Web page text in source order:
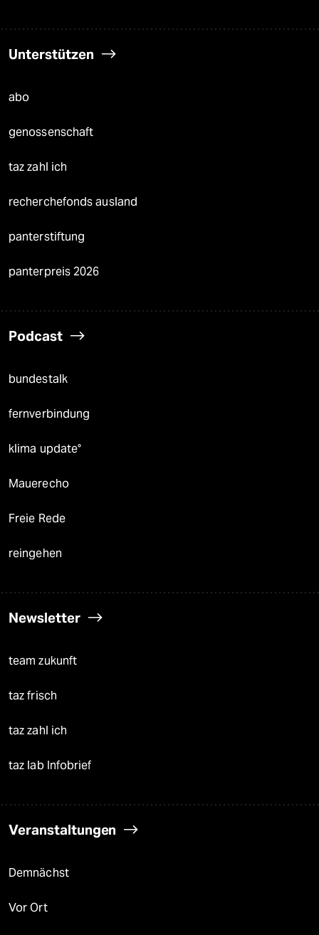
Unterstützen
abo
genossenschaft
taz zahl ich
recherchefonds ausland
panterstiftung
panterpreis 2026
Podcast
bundestalk
fernverbindung
klima update°
Mauerecho
Freie Rede
reingehen
Newsletter
team zukunft
taz frisch
taz zahl ich
taz lab Infobrief
Veranstaltungen
Demnächst
Vor Ort